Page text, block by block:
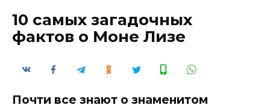
10 самых загадочных
фактов о Моне Лизе
Почти все знают о знаменитом